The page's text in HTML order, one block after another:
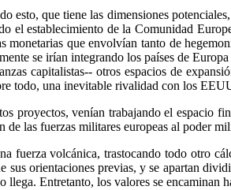
esto, que tiene las dimensiones
el establecimiento de la Comunidad
monetarias que envolvían tanto de
se irían integrando los países de
capitalistas-- otros espacios de
todo, una inevitable rivalidad con los
proyectos, venían trabajando el
las fuerzas militares europeas al poder
fuerza volcánica, trastocando todo otro
sus orientaciones previas, y se apartan
llega. Entretanto, los valores se encaminan